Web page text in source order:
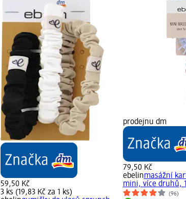
59,50 Kč
3 ks (19,83 Kč za 1 ks)
prodejnu dm
79,50 Kč
ebelinmasážní
mini, více druhů,
(96)